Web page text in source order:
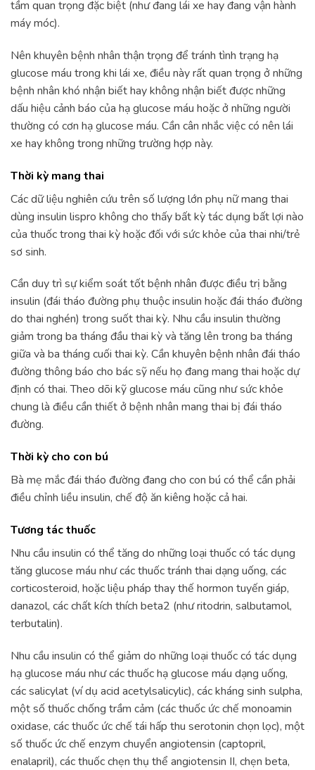
tầm quan trọng đặc biệt (như đang lái xe hay đang vận hành
máy móc).
Nên khuyên bệnh nhân thận trọng để tránh tình trạng hạ
glucose máu trong khi lái xe, điều này rất quan trọng ở những
bệnh nhân khó nhận biết hay không nhận biết được những
dấu hiệu cảnh báo của hạ glucose máu hoặc ở những người
thường có cơn hạ glucose máu. Cần cân nhắc việc có nên lái
xe hay không trong những trường hợp này.
Thời kỳ mang thai
Các dữ liệu nghiên cứu trên số lượng lớn phụ nữ mang thai
dùng insulin lispro không cho thấy bất kỳ tác dụng bất lợi nào
của thuốc trong thai kỳ hoặc đối với sức khỏe của thai nhi/trẻ
sơ sinh.
Cần duy trì sự kiểm soát tốt bệnh nhân được điều trị bằng
insulin (đái tháo đường phụ thuộc insulin hoặc đái tháo đường
do thai nghén) trong suốt thai kỳ. Nhu cầu insulin thường
giảm trong ba tháng đầu thai kỳ và tăng lên trong ba tháng
giữa và ba tháng cuối thai kỳ. Cần khuyên bệnh nhân đái tháo
đường thông báo cho bác sỹ nếu họ đang mang thai hoặc dự
định có thai. Theo dõi kỹ glucose máu cũng như sức khỏe
chung là điều cần thiết ở bệnh nhân mang thai bị đái tháo
đường.
Thời kỳ cho con bú
Bà mẹ mắc đái tháo đường đang cho con bú có thể cần phải
điều chỉnh liều insulin, chế độ ăn kiêng hoặc cả hai.
Tương tác thuốc
Nhu cầu insulin có thể tăng do những loại thuốc có tác dụng
tăng glucose máu như các thuốc tránh thai dạng uống, các
corticosteroid, hoặc liệu pháp thay thế hormon tuyến giáp,
danazol, các chất kích thích beta2 (như ritodrin, salbutamol,
terbutalin).
Nhu cầu insulin có thể giảm do những loại thuốc có tác dụng
hạ glucose máu như các thuốc hạ glucose máu dạng uống,
các salicylat (ví dụ acid acetylsalicylic), các kháng sinh sulpha,
một số thuốc chống trầm cảm (các thuốc ức chế monoamin
oxidase, các thuốc ức chế tái hấp thu serotonin chọn lọc), một
số thuốc ức chế enzym chuyển angiotensin (captopril,
enalapril), các thuốc chẹn thụ thể angiotensin II, chẹn beta,